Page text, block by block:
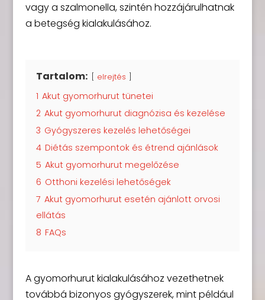
vagy a szalmonella, szintén hozzájárulhatnak
a betegség kialakulásához.
Tartalom: elrejtés
1 Akut gyomorhurut tünetei
2 Akut gyomorhurut diagnózisa és kezelése
3 Gyógyszeres kezelés lehetőségei
4 Diétás szempontok és étrend ajánlások
5 Akut gyomorhurut megelőzése
6 Otthoni kezelési lehetőségek
7 Akut gyomorhurut esetén ajánlott orvosi
ellátás
8 FAQs
A gyomorhurut kialakulásához vezethetnek
továbbá bizonyos gyógyszerek, mint például